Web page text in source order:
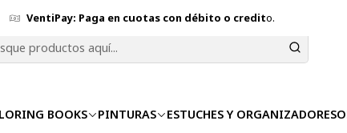
BOOKS PINTURAS ESTUCHES Y ORGANIZADORES
VentiPay: Paga en cuotas con débito o credito.